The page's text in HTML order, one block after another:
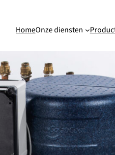
HomeOnze diensten